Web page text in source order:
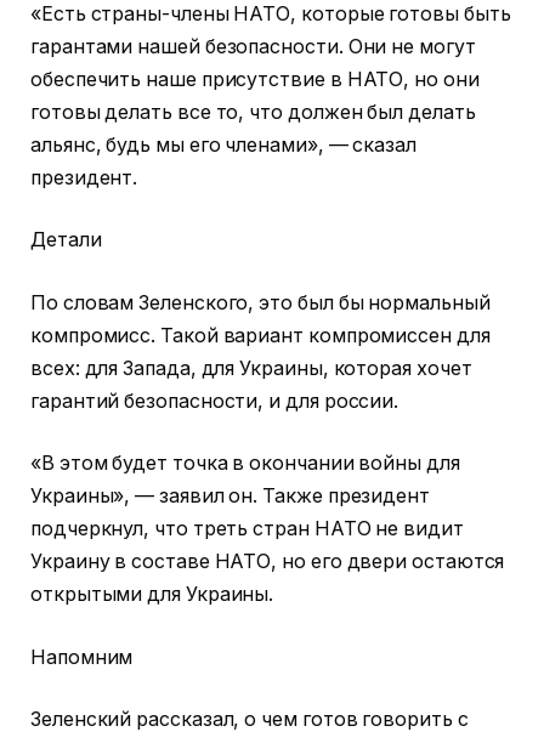
«Есть страны-члены НАТО, которые готовы быть
гарантами нашей безопасности. Они не могут
обеспечить наше присутствие в НАТО, но они
готовы делать все то, что должен был делать
альянс, будь мы его членами», — сказал
президент.
Детали
По словам Зеленского, это был бы нормальный
компромисс. Такой вариант компромиссен для
всех: для Запада, для Украины, которая хочет
гарантий безопасности, и для россии.
«В этом будет точка в окончании войны для
Украины», — заявил он. Также президент
подчеркнул, что треть стран НАТО не видит
Украину в составе НАТО, но его двери остаются
открытыми для Украины.
Напомним
Зеленский рассказал, о чем готов говорить с